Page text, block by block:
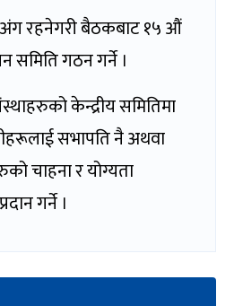
अंग रहनेगरी बैठकबाट १५ औं
समिति गठन गर्ने ।
केन्द्रीय समितिमा
सभापति नै अथवा
चाहना र योग्यता
गर्ने ।